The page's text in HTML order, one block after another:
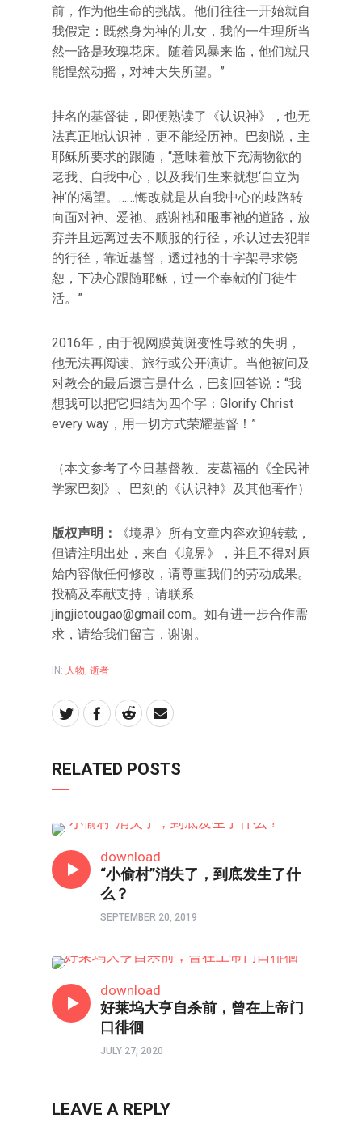
前，作为他生命的挑战。他们往往一开始就自
我假定：既然身为神的儿女，我的一生理所当
然一路是玫瑰花床。随着风暴来临，他们就只
能惶然动摇，对神大失所望。”
挂名的基督徒，即便熟读了《认识神》，也无
法真正地认识神，更不能经历神。巴刻说，主
耶稣所要求的跟随，“意味着放下充满物欲的
老我、自我中心，以及我们生来就想‘自立为
神’的渴望。……悔改就是从自我中心的歧路转
向面对神、爱祂、感谢祂和服事祂的道路，放
弃并且远离过去不顺服的行径，承认过去犯罪
的行径，靠近基督，透过祂的十字架寻求饶
恕，下决心跟随耶稣，过一个奉献的门徒生
活。”
2016年，由于视网膜黄斑变性导致的失明，
他无法再阅读、旅行或公开演讲。当他被问及
对教会的最后遗言是什么，巴刻回答说：“我
想我可以把它归结为四个字：Glorify Christ
every way，用一切方式荣耀基督！”
（本文参考了今日基督教、麦葛福的《全民神
学家巴刻》、巴刻的《认识神》及其他著作）
版权声明：
《境界》所有文章内容欢迎转载，
但请注明出处，来自《境界》，并且不得对原
始内容做任何修改，请尊重我们的劳动成果。
投稿及奉献支持，请联系
jingjietougao@gmail.com。如有进一步合作需
求，请给我们留言，谢谢。
IN: 人物, 逝者
RELATED POSTS
download
“小偷村”消失了，到底发生了什
么？
SEPTEMBER 20, 2019
download
好莱坞大亨自杀前，曾在上帝门
口徘徊
JULY 27, 2020
LEAVE A REPLY